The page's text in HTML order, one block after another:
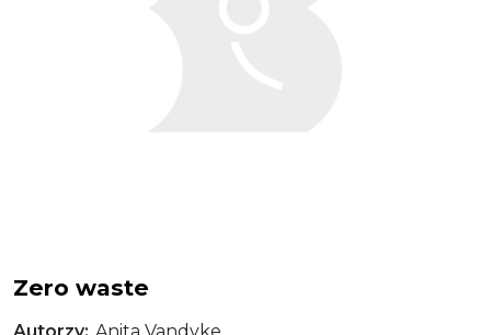
Zero waste